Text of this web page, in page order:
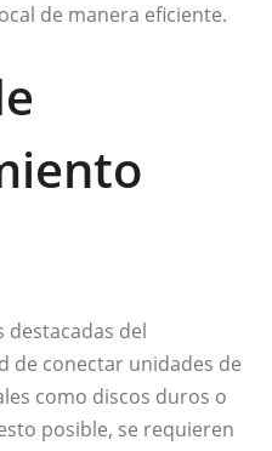
de manera eficiente.
destacadas del
de conectar unidades de
como discos duros o
posible, se requieren